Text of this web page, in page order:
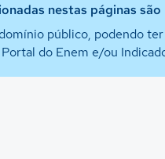
nestas páginas
público, podendo
do Enem e/ou